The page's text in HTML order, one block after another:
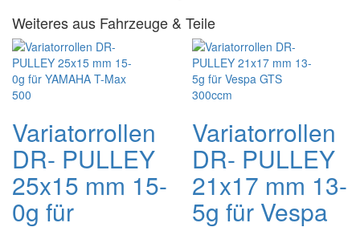
Weiteres aus Fahrzeuge & Teile
Variatorrollen
DR- PULLEY
25x15 mm 15-
0g für
Variatorrollen
DR- PULLEY
21x17 mm 13-
5g für Vespa